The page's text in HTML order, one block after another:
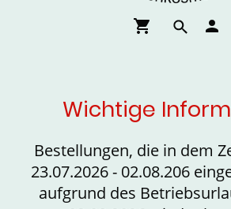
Wichtige
Bestellungen, die in dem
23.07.2026 - 02.08.206
aufgrund des